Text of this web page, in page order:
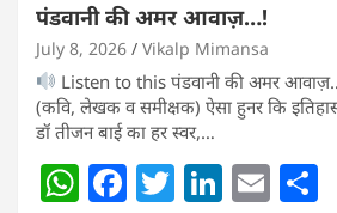
पंडवानी की अमर आवाज़…!
July 8, 2026 Vikalp Mimansa
Listen to this पंडवानी की अमर
(कवि, लेखक व समीक्षक) ऐसा हुनर कि
डॉ तीजन बाई का हर स्वर,…
W F T Li E